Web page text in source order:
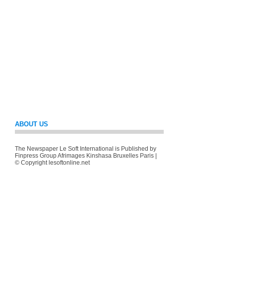
ABOUT US
The Newspaper Le Soft International is Published by
Finpress Group Afrimages Kinshasa Bruxelles Paris |
© Copyright lesoftonline.net